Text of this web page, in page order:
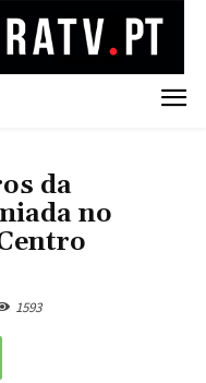
da
no
1593